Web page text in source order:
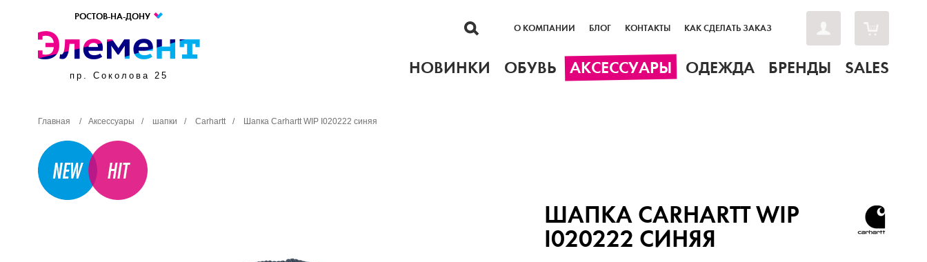
РОСТОВ-НА-ДОНУ
пр. Соколова 25
О КОМПАНИИ БЛОГ КОНТАКТЫ КАК СДЕЛАТЬ ЗАКАЗ
НОВИНКИ ОБУВЬ АКСЕССУАРЫ ОДЕЖДА БРЕНДЫ SALES
Главная / Аксессуары / шапки / Carhartt / Шапка Carhartt WIP I020222 синяя
ШАПКА CARHARTT WIP
I020222 СИНЯЯ